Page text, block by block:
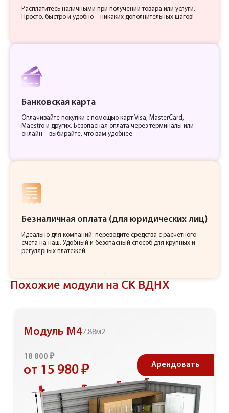
Расплатитесь наличными при получении товара или услуги.
Просто, быстро и удобно – никаких дополнительных шагов!
Банковская карта
Оплачивайте покупки с помощью карт Visa, MasterCard,
Maestro и других. Безопасная оплата через терминалы или
онлайн – выбирайте, что вам удобнее.
Безналичная оплата (для юридических лиц)
Идеально для компаний: переводите средства с расчетного
счета на наш. Удобный и безопасный способ для крупных и
регулярных платежей.
Похожие модули на СК ВДНХ
Модуль М47,88м2
18 800 ₽
от 15 980 ₽ Арендовать